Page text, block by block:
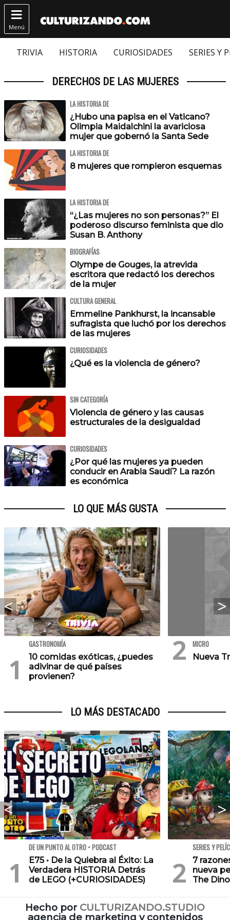

Menú
TRIVIA HISTORIA CURIOSIDADES SERIES Y
DERECHOS DE LAS MUJERES
LA HISTORIA DE
¿Hubo una papisa en el Vaticano?
Olimpia Maidalchini la avariciosa
mujer que gobernó la Santa Sede
LA HISTORIA DE
8 mujeres que rompieron esquemas
LA HISTORIA DE
“¿Las mujeres no son personas?” El
poderoso discurso feminista que dio
Susan B. Anthony
BIOGRAFÍAS
Olympe de Gouges, la atrevida
escritora que redactó los derechos
de la mujer
CULTURA GENERAL
Emmeline Pankhurst, la incansable
sufragista que luchó por los derechos
de las mujeres
CURIOSIDADES
¿Qué es la violencia de género?
SIN CATEGORÍA
Violencia de género y las causas
estructurales de la desigualdad
CURIOSIDADES
¿Por qué las mujeres ya pueden
conducir en Arabia Saudí? La razón
es económica
LO QUE MÁS GUSTA
GASTRONOMÍA
10 comidas exóticas, ¿puedes
adivinar de qué países
provienen?
MICRO
Nueva
LO MÁS DESTACADO
DE UN PUNTO AL OTRO • PODCAST
E75 • De la Quiebra al Éxito: La
Verdadera HISTORIA Detrás
de LEGO (+CURIOSIDADES)
SERIES Y
7
nueva
The
Hecho por CULTURIZANDO.STUDIO
agencia de marketing y contenidos